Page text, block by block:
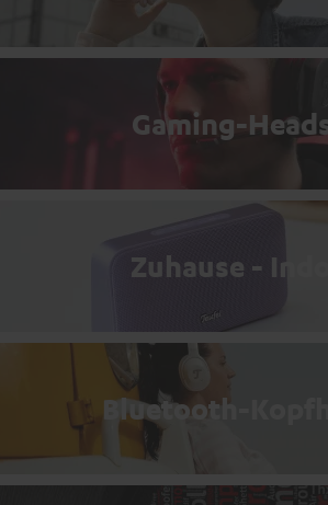
Gaming-
Zuhause -
Bluetooth-